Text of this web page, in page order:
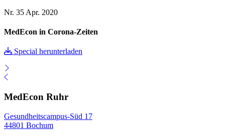
Nr. 35 Apr. 2020
MedEcon in Corona-Zeiten
Special herunterladen
MedEcon Ruhr
Gesundheitscampus-Süd 17
44801 Bochum